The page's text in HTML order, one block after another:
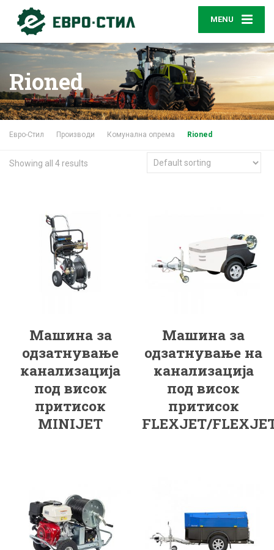
MENU
Rioned
Евро-Стил Производи Комунална опрема Rioned
Showing all 4 results
Машина за
одзатнување
канализација
под висок
притисок
MINIJET
Машина за
одзатнување на
канализација
под висок
притисок
FLEXJET/